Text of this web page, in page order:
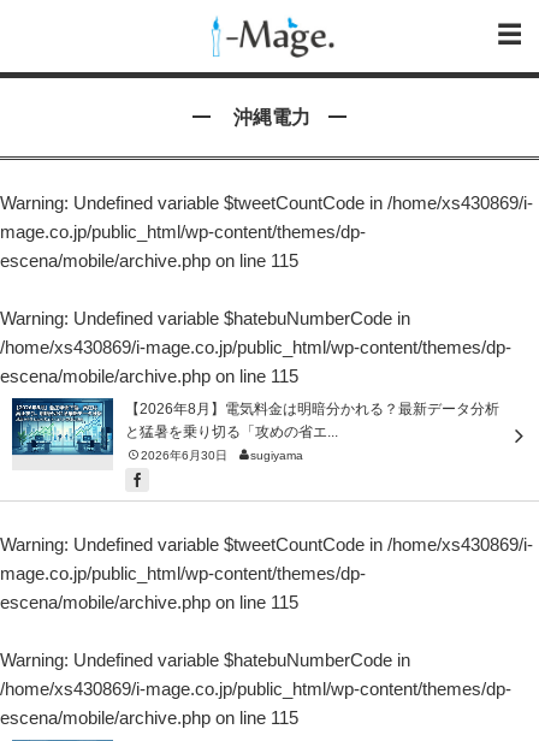
沖縄電力
Warning: Undefined variable $tweetCountCode in /home/xs430869/i-
mage.co.jp/public_html/wp-content/themes/dp-
escena/mobile/archive.php on line 115
Warning: Undefined variable $hatebuNumberCode in
/home/xs430869/i-mage.co.jp/public_html/wp-content/themes/dp-
escena/mobile/archive.php on line 115
【2026年8月】電気料金は明暗分かれる？最新データ分析
と猛暑を乗り切る「攻めの省エ...
2026年6月30日 sugiyama
Warning: Undefined variable $tweetCountCode in /home/xs430869/i-
mage.co.jp/public_html/wp-content/themes/dp-
escena/mobile/archive.php on line 115
Warning: Undefined variable $hatebuNumberCode in
/home/xs430869/i-mage.co.jp/public_html/wp-content/themes/dp-
escena/mobile/archive.php on line 115